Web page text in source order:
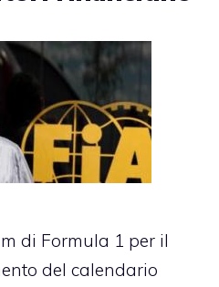
di Formula 1 per il
del calendario